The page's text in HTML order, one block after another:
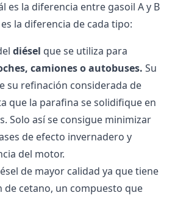
es la diferencia entre gasoil A y B
la diferencia de cada tipo:
diésel que se utiliza para
camiones o autobuses. Su
su refinación considerada de
que la parafina se solidifique en
Solo así se consigue minimizar
de efecto invernadero y
del motor.
de mayor calidad ya que tiene
de cetano, un compuesto que